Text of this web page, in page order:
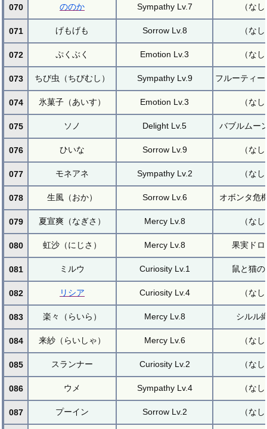
070 ののか Sympathy Lv.7 （な
071 げもげも Sorrow Lv.8 （な
072 ぷくぶく Emotion Lv.3 （な
073 ちび虫（ちびむし） Sympathy Lv.9 フルーティ
074 氷菓子（あいす） Emotion Lv.3 （な
075 ソノ Delight Lv.5 バブルムー
076 ひいな Sorrow Lv.9 （な
077 モネアネ Sympathy Lv.2 （な
078 生風（おか） Sorrow Lv.6 オボンタ危
079 夏宣爽（なぎさ） Mercy Lv.8 （な
080 虹沙（にじさ） Mercy Lv.8 果実ドロ
081 ミルウ Curiosity Lv.1 鼠と猫
082 リシア Curiosity Lv.4 （な
083 楽々（らいら） Mercy Lv.8 シルル
084 来紗（らいしゃ） Mercy Lv.6 （な
085 スランナー Curiosity Lv.2 （な
086 ウメ Sympathy Lv.4 （な
087 プーイン Sorrow Lv.2 （な